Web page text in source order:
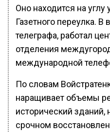
Оно находится на
Газетного переулка.
телеграфа, работал
отделения
международной
По словам
наращивает объемы
исторический
срочном